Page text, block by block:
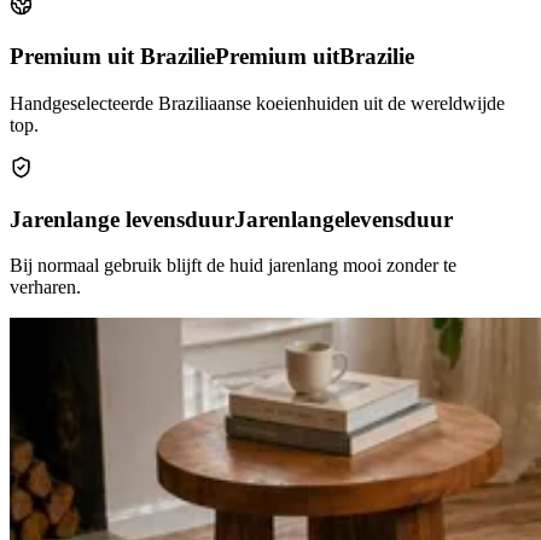
Premium uit BraziliePremium uitBrazilie
Handgeselecteerde Braziliaanse koeienhuiden uit de wereldwijde
top.
Jarenlange levensduurJarenlangelevensduur
Bij normaal gebruik blijft de huid jarenlang mooi zonder te
verharen.